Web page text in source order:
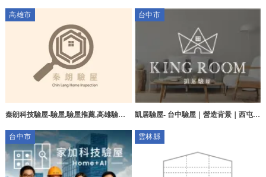
高雄市
秦朗科技驗屋-驗屋,驗屋推薦,高雄驗屋,
台中市
凱居驗屋- 台中驗屋｜營造背景｜西屯驗
中古屋檢測｜漏水檢測
台中市 雲林縣